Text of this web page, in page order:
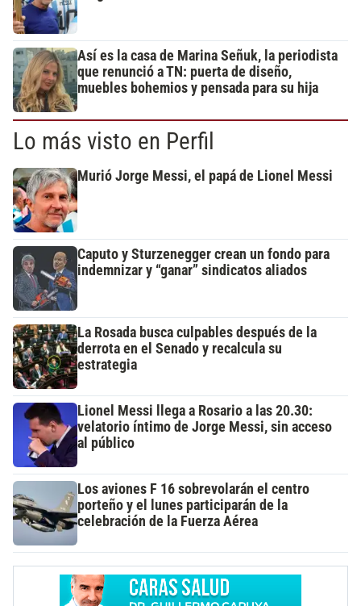
Así es la casa de Marina Señuk, la periodista
que renunció a TN: puerta de diseño,
muebles bohemios y pensada para su hija
Lo más visto en Perfil
Murió Jorge Messi, el papá de Lionel Messi
Caputo y Sturzenegger crean un fondo para
indemnizar y “ganar” sindicatos aliados
La Rosada busca culpables después de la
derrota en el Senado y recalcula su
estrategia
Lionel Messi llega a Rosario a las 20.30:
velatorio íntimo de Jorge Messi, sin acceso
al público
Los aviones F 16 sobrevolarán el centro
porteño y el lunes participarán de la
celebración de la Fuerza Aérea